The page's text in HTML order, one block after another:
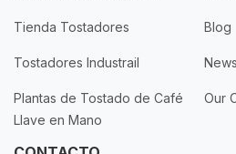
Tienda Tostadores
Tostadores Industrail
Plantas de Tostado de Café
Llave en Mano
Blog
News
Our